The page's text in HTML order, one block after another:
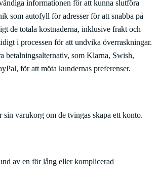
informationen för att kunna slutföra
som autofyll för adresser för att snabba på
de totala kostnaderna, inklusive frakt och
i processen för att undvika överraskningar.
betalningsalternativ, som Klarna, Swish,
för att möta kundernas preferenser.
sin varukorg om de tvingas skapa ett konto.
av en för lång eller komplicerad